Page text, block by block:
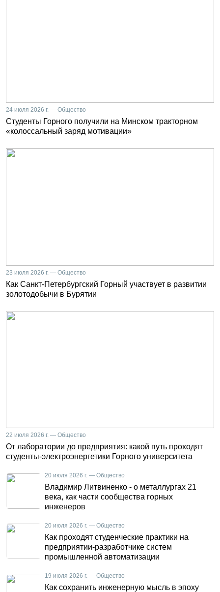
24 июля 2026 г. — Общество
Студенты Горного получили на Минском тракторном
«колоссальный заряд мотивации»
23 июля 2026 г. — Общество
Как Санкт-Петербургский Горный участвует в развитии
золотодобычи в Бурятии
22 июля 2026 г. — Общество
От лаборатории до предприятия: какой путь проходят
студенты-электроэнергетики Горного университета
20 июля 2026 г. — Общество
Владимир Литвиненко - о металлургах 21
века, как части сообщества горных
инженеров
20 июля 2026 г. — Общество
Как проходят студенческие практики на
предприятии-разработчике систем
промышленной автоматизации
19 июля 2026 г. — Общество
Как сохранить инженерную мысль в эпоху